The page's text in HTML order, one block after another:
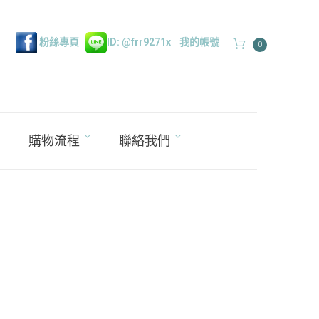
粉絲專頁 ID: @frr9271x 我的帳號 0
購物流程 聯絡我們